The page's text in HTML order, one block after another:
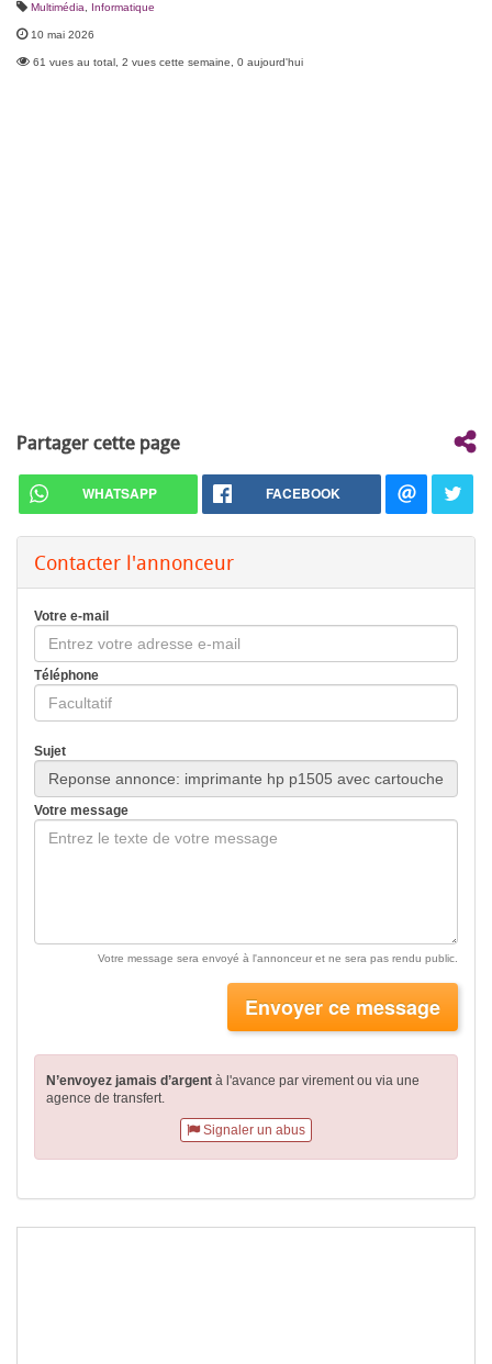
Multimédia Informatique
10 mai 2026
61 vues au total, 2 vues cette semaine, 0 aujourd'hui
Partager cette page
WHATSAPP FACEBOOK
Contacter l'annonceur
Votre e-mail
Téléphone
Sujet
Votre message
Votre message sera envoyé à l'annonceur et ne sera pas rendu public.
Envoyer ce message
N’envoyez jamais d’argent à l'avance par virementou via une
agence de transfert.
Signaler un abus